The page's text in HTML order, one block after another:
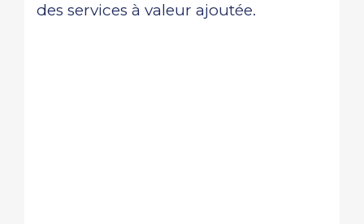
des services à valeur ajoutée.